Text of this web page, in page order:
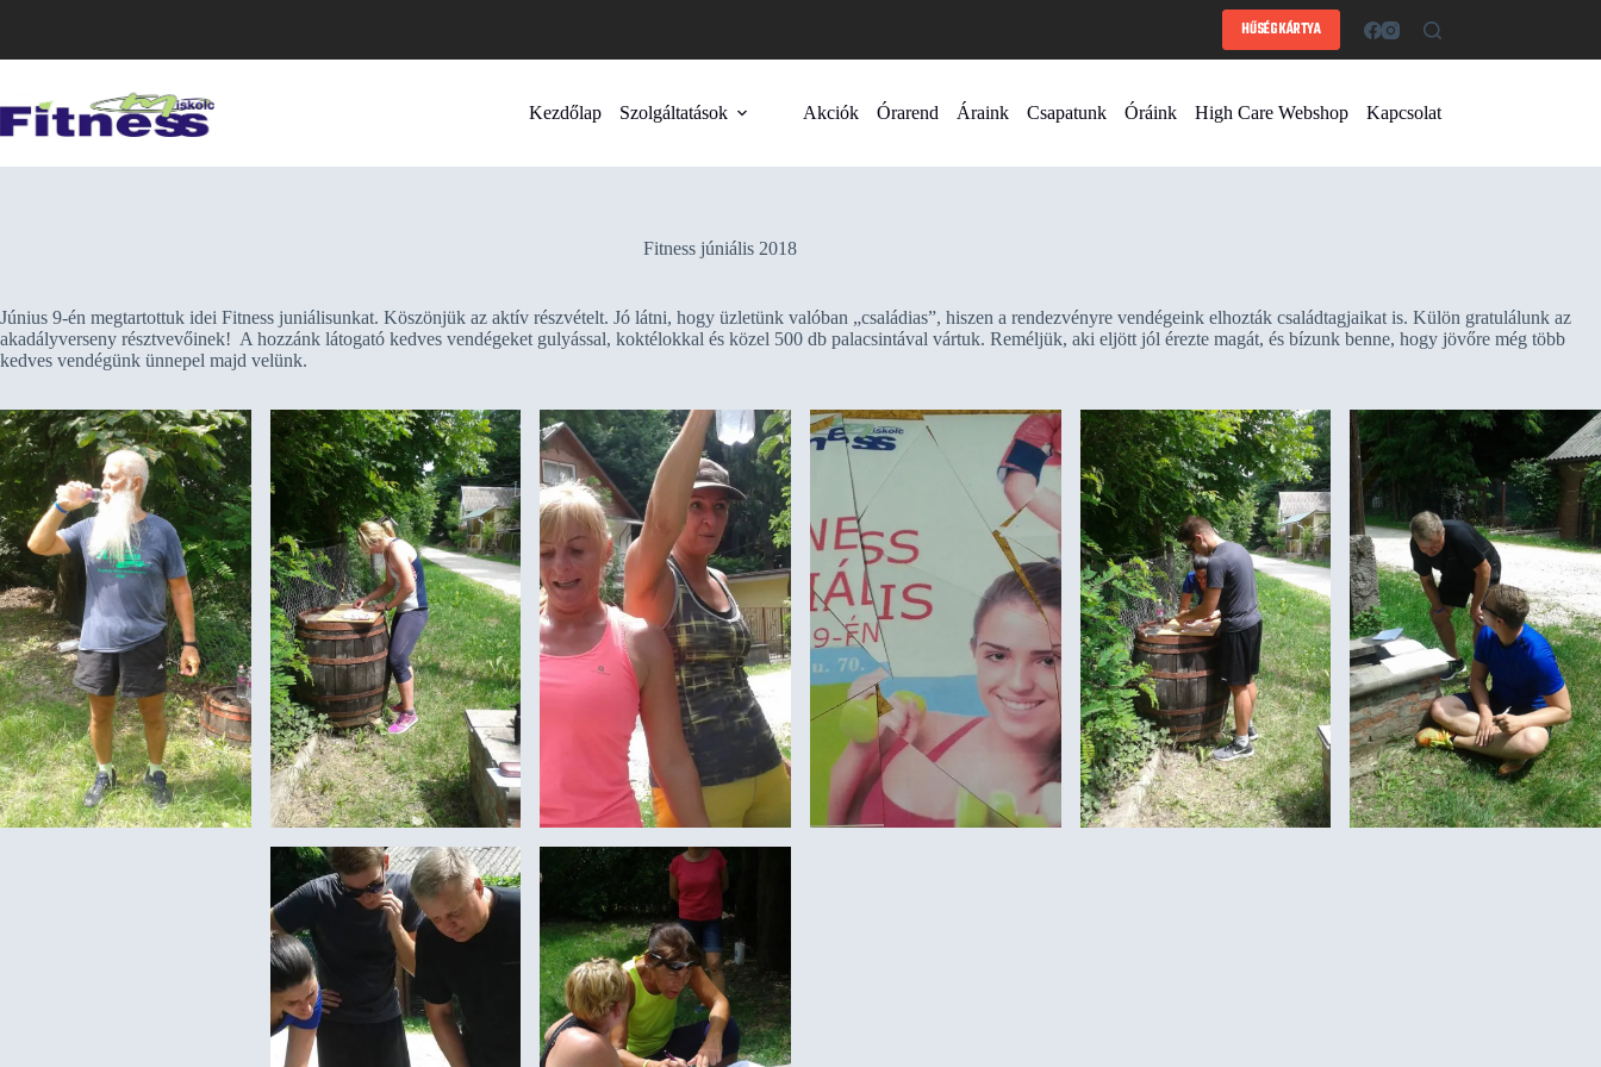
HŰSÉGKÁRTYA
Kezdőlap Szolgáltatások Akciók Órarend Áraink Csapatunk Óráink High Care Webshop Kapcsolat
Fitness júniális 2018
Június 9-én megtartottuk idei Fitness juniálisunkat. Köszönjük az aktív részvételt. Jó látni, hogy üzletünk valóban „családias”, hiszen a rendezvényre vendégeink elhozták családtagjaikat is. Külön gratulálunk az
akadályverseny résztvevőinek! A hozzánk látogató kedves vendégeket gulyással, koktélokkal és közel 500 db palacsintával vártuk. Reméljük, aki eljött jól érezte magát, és bízunk benne, hogy jövőre még több
kedves vendégünk ünnepel majd velünk.